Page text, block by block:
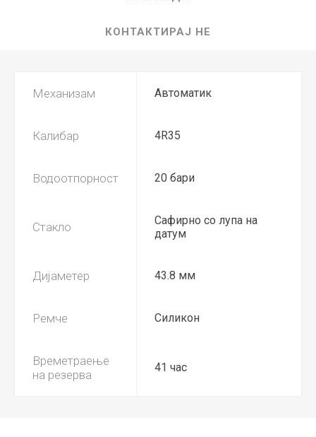
КОНТАКТИРАЈ НЕ
Механизам Автоматик
Калибар 4R35
Водоотпорност 20 бари
Стакло
Сафирно со лупа на
датум
Дијаметер 43.8 мм
Ремче Силикон
Времетраење
на резерва
41 час